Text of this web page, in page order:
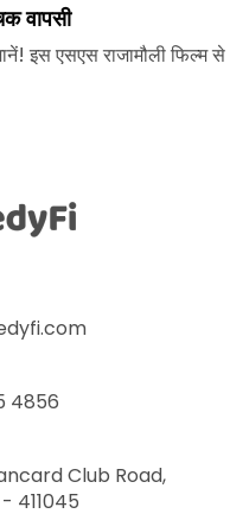
वापसी
इस एसएस राजामौली फिल्म से
4856
Club Road,
411045